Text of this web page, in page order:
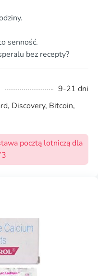
senność.
bez recepty?
9-21 dni
Discovery, Bitcoin,
pocztą lotniczą dla